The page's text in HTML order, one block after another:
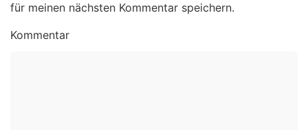
für meinen nächsten Kommentar speichern.
Kommentar